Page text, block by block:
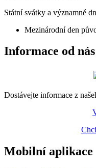
Státní svátky a významné
Mezinárodní den
Informace od nás
Dostávejte informace z
Mobilní aplikace